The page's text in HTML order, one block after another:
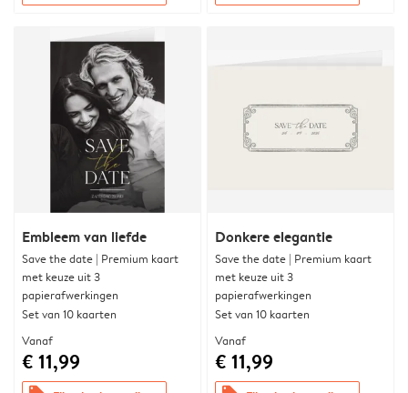
Embleem van liefde
Save the date | Premium kaart
met keuze uit 3
papierafwerkingen
Set van 10 kaarten
Vanaf
€ 11,99
Donkere elegantie
Save the date | Premium kaart
met keuze uit 3
papierafwerkingen
Set van 10 kaarten
Vanaf
€ 11,99